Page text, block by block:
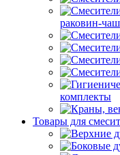
раковин-чаш
комплекты
Товары для